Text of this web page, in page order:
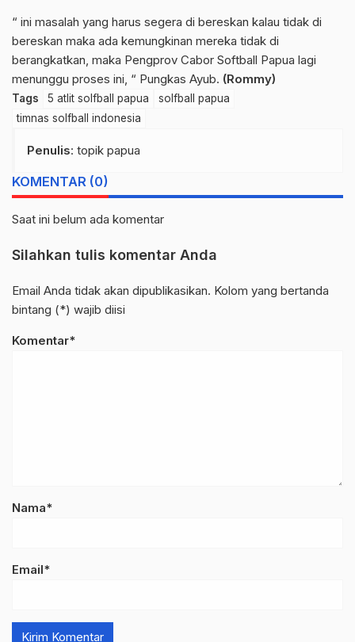
“ ini masalah yang harus segera di bereskan kalau tidak di
bereskan maka ada kemungkinan mereka tidak di
berangkatkan, maka Pengprov Cabor Softball Papua lagi
menunggu proses ini, “ Pungkas Ayub. (Rommy)
Tags 5 atlit solfball papua
solfball papua
timnas solfball indonesia
Penulis: topik papua
KOMENTAR (0)
Saat ini belum ada komentar
Silahkan tulis komentar Anda
Email Anda tidak akan dipublikasikan. Kolom yang bertanda
bintang (*) wajib diisi
Komentar*
Nama*
Email*